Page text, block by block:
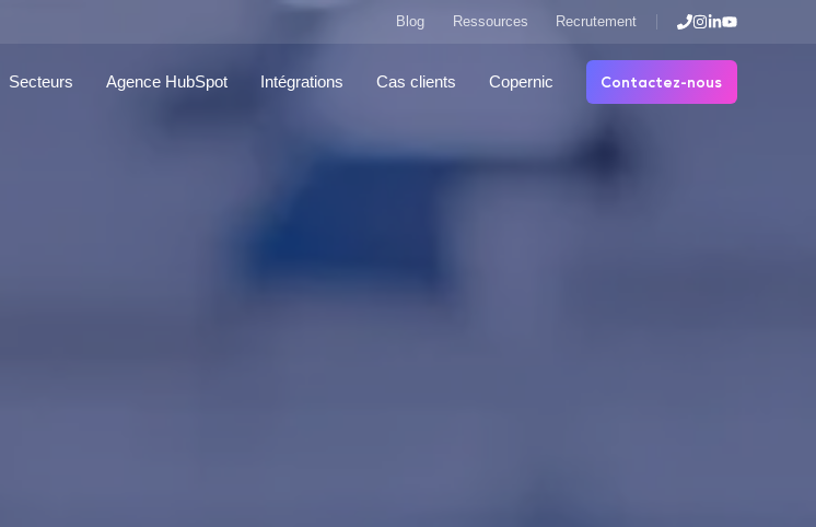
Blog Ressources Recrutement
Secteurs Agence HubSpot Intégrations Cas clients Copernic Contactez-nous